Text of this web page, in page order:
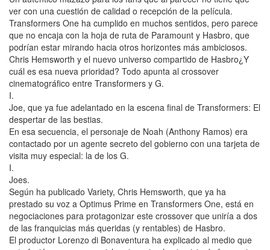
ver con una cuestión de calidad o recepción de la película.
Transformers One ha cumplido en muchos sentidos, pero parece
que no encaja con la hoja de ruta de Paramount y Hasbro, que
podrían estar mirando hacia otros horizontes más ambiciosos.
Chris Hemsworth y el nuevo universo compartido de Hasbro¿Y
cuál es esa nueva prioridad? Todo apunta al crossover
cinematográfico entre Transformers y G.
I.
Joe, que ya fue adelantado en la escena final de Transformers: El
despertar de las bestias.
En esa secuencia, el personaje de Noah (Anthony Ramos) era
contactado por un agente secreto del gobierno con una tarjeta de
visita muy especial: la de los G.
I.
Joes.
Según ha publicado Variety, Chris Hemsworth, que ya ha
prestado su voz a Optimus Prime en Transformers One, está en
negociaciones para protagonizar este crossover que uniría a dos
de las franquicias más queridas (y rentables) de Hasbro.
El productor Lorenzo di Bonaventura ha explicado al medio que